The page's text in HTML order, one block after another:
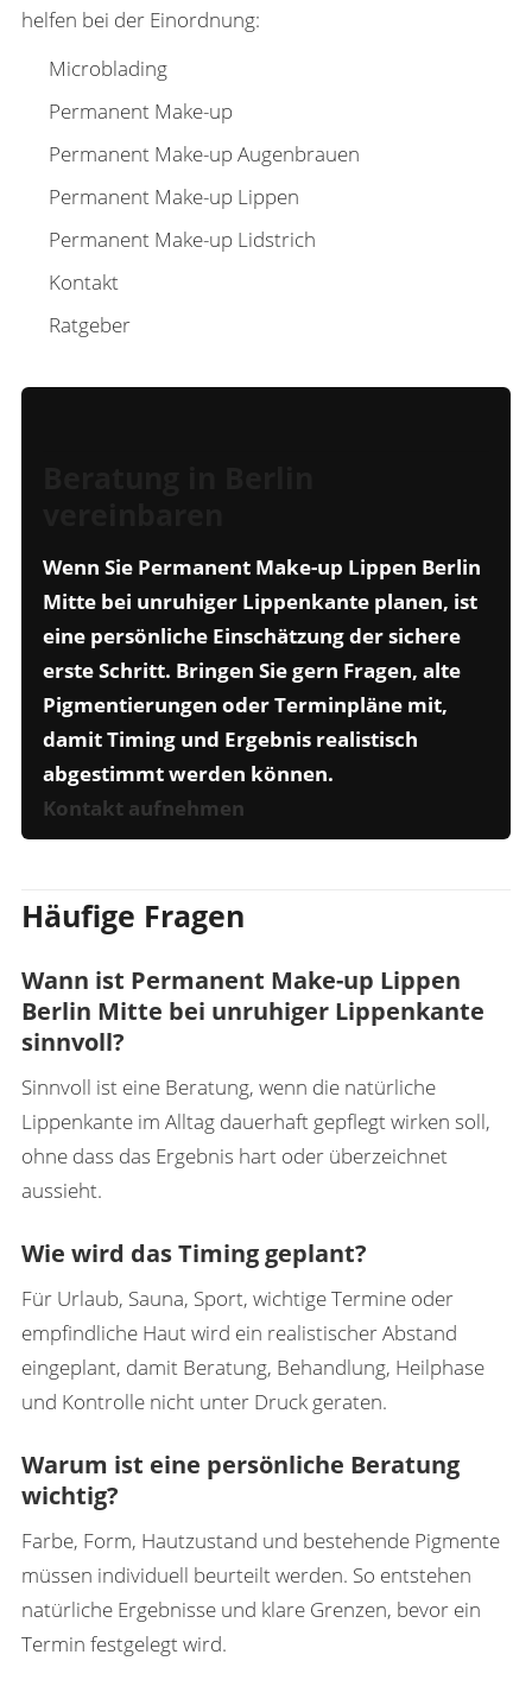
helfen bei der Einordnung:
Microblading
Permanent Make-up
Permanent Make-up Augenbrauen
Permanent Make-up Lippen
Permanent Make-up Lidstrich
Kontakt
Ratgeber
Wenn Sie Permanent Make-up Lippen Berlin
Mitte bei unruhiger Lippenkante planen, ist
eine persönliche Einschätzung der sichere
erste Schritt. Bringen Sie gern Fragen, alte
Pigmentierungen oder Terminpläne mit,
damit Timing und Ergebnis realistisch
abgestimmt werden können.
Kontakt aufnehmen
Häufige Fragen
Wann ist Permanent Make-up Lippen
Berlin Mitte bei unruhiger Lippenkante
sinnvoll?
Sinnvoll ist eine Beratung, wenn die natürliche
Lippenkante im Alltag dauerhaft gepflegt wirken soll,
ohne dass das Ergebnis hart oder überzeichnet
aussieht.
Wie wird das Timing geplant?
Für Urlaub, Sauna, Sport, wichtige Termine oder
empfindliche Haut wird ein realistischer Abstand
eingeplant, damit Beratung, Behandlung, Heilphase
und Kontrolle nicht unter Druck geraten.
Warum ist eine persönliche Beratung
wichtig?
Farbe, Form, Hautzustand und bestehende Pigmente
müssen individuell beurteilt werden. So entstehen
natürliche Ergebnisse und klare Grenzen, bevor ein
Termin festgelegt wird.